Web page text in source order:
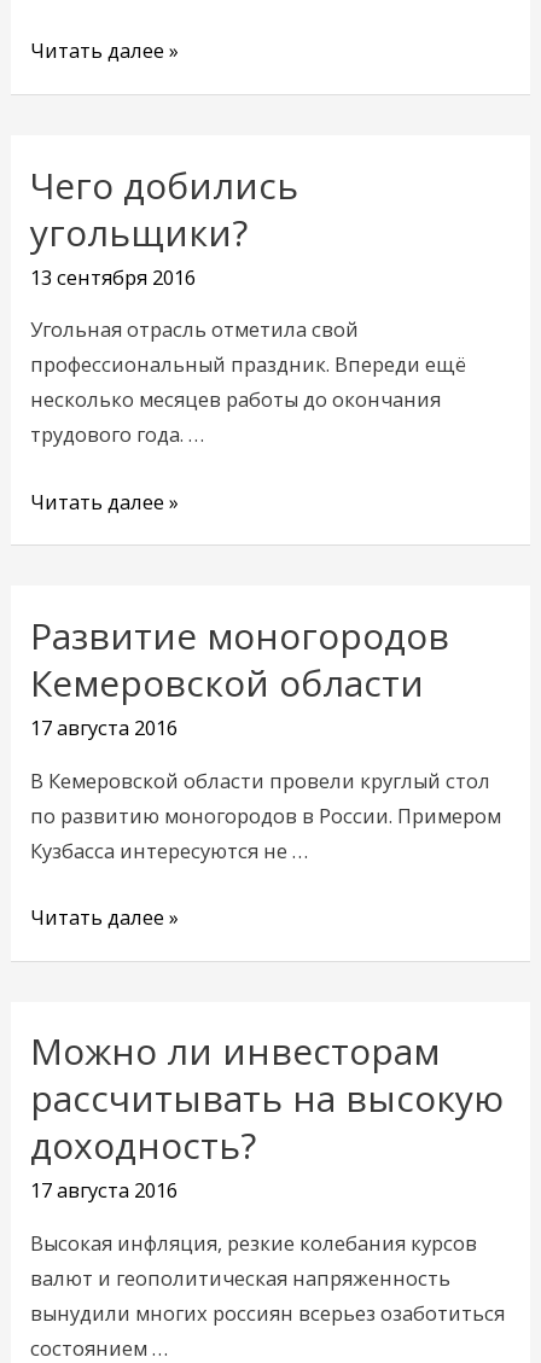
Читать далее »
Чего добились
угольщики?
13 сентября 2016
Угольная отрасль отметила свой
профессиональный праздник. Впереди ещё
несколько месяцев работы до окончания
трудового года. …
Чего
добились
угольщики?
Читать далее »
Развитие моногородов
Кемеровской области
17 августа 2016
В Кемеровской области провели круглый стол
по развитию моногородов в России. Примером
Кузбасса интересуются не …
Развитие
Кемеровской
области
Читать далее »
Можно ли инвесторам
рассчитывать на высокую
доходность?
17 августа 2016
Высокая инфляция, резкие колебания курсов
валют и геополитическая напряженность
вынудили многих россиян всерьез озаботиться
состоянием …
Можно
инвесторам
рассчитывать
на
доходность?